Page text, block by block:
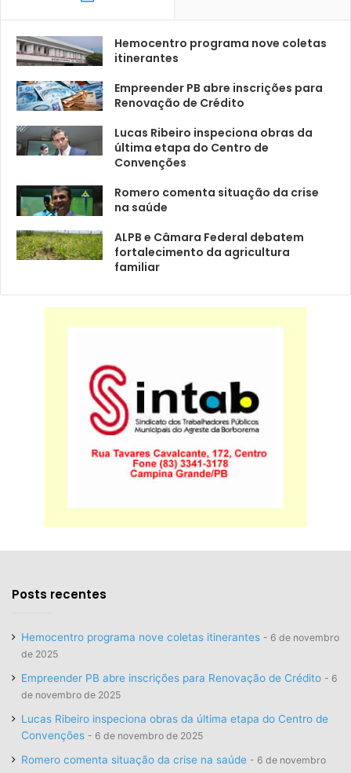
Hemocentro programa nove coletas
itinerantes
Empreender PB abre inscrições para
Renovação de Crédito
Lucas Ribeiro inspeciona obras da
última etapa do Centro de
Convenções
Romero comenta situação da crise
na saúde
ALPB e Câmara Federal debatem
fortalecimento da agricultura
familiar
Posts recentes
Hemocentro programa nove coletas itinerantes
6 de novembro
de 2025
Empreender PB abre inscrições para Renovação de Crédito
6
de novembro de 2025
Lucas Ribeiro inspeciona obras da última etapa do Centro de
Convenções
6 de novembro de 2025
Romero comenta situação da crise na saúde
6 de novembro